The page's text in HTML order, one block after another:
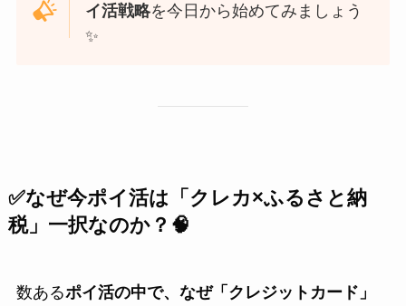
イ活戦略を今日から始めてみましょう
✨
✅なぜ今ポイ活は「クレカ×ふるさと納
税」一択なのか？🧠
数あるポイ活の中で、なぜ「クレジットカード」